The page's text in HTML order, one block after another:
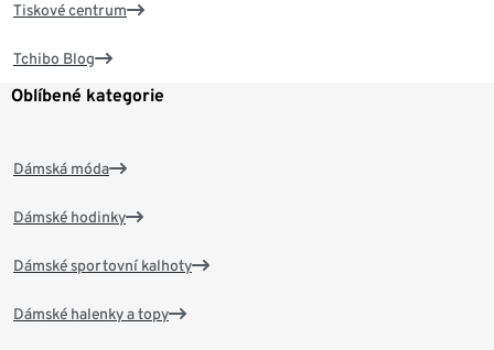
Tiskové centrum
Tchibo Blog
Oblíbené kategorie
Dámská móda
Dámské hodinky
Dámské sportovní kalhoty
Dámské halenky a topy